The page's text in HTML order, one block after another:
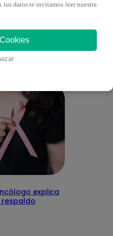
puede
explica
respaldo
datos te invitamos leer nuestra